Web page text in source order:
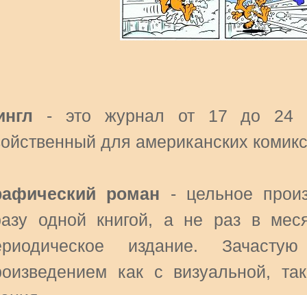
- это журнал от 17 до 24
для американских
роман - цельное
одной книгой, а не раз в
издание.
как с визуальной,